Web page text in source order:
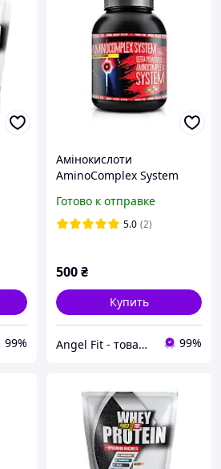
99%
Амінокислоти
AminoComplex System
Готово к отправке
5.0 (2)
500₴
Купить
Angel Fit - товари для здоров'я, спорту та активного життя 99%